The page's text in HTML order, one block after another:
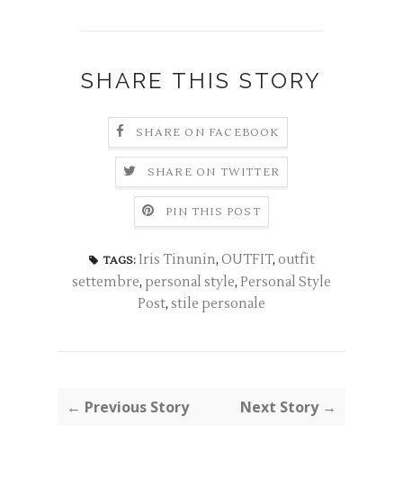
SHARE THIS STORY
SHARE ON FACEBOOK
SHARE ON TWITTER
PIN THIS POST
TAGS: Iris Tinunin, OUTFIT, outfit
settembre, personal style, Personal Style
Post, stile personale
← Previous Story Next Story →